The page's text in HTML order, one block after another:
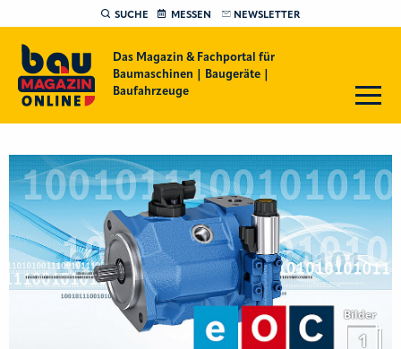
SUCHE MESSEN NEWSLETTER
Das Magazin & Fachportal für
Baumaschinen | Baugeräte |
Baufahrzeuge
Bilder
1